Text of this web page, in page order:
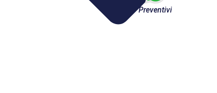
Preventivi